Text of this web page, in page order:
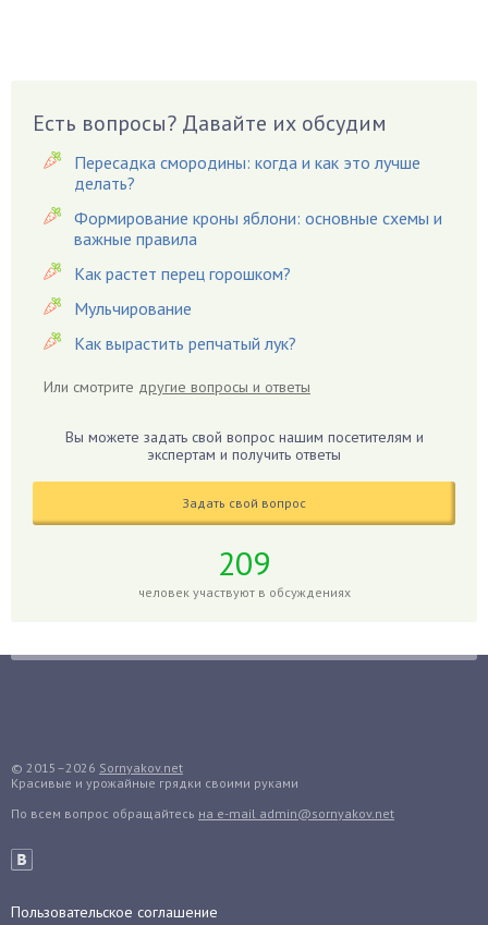
Вешенки
Виноград
Вредители
Гардения
Гацания
Гвоздики
Георгины
Гиацинт
Гладиолусы
Гранат
Грядки
Гуава
Декабрист
Есть вопросы? Давайте их обсудим
Пересадка смородины: когда и как это лучше
делать?
Формирование кроны яблони: основные схемы и
важные правила
Как растет перец горошком?
Мульчирование
Как вырастить репчатый лук?
Или смотрите другие вопросы и ответы
Вы можете задать свой вопрос нашим посетителям и
экспертам и получить ответы
Задать свой вопрос
209
человек участвуют в обсуждениях
© 2015–2026 Sornyakov.net
Красивые и урожайные грядки своими руками
По всем вопрос обращайтесь на e-mail admin@sornyakov.net
Пользовательское соглашение